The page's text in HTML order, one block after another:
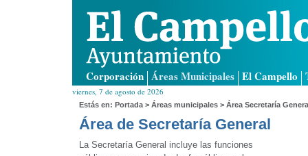
Corporación Áreas Municipales El Campello
viernes, 7 de agosto de 2026
Estás en: Portada > Áreas municipales > Área Secretaría
Área de Secretaría General
La Secretaría General incluye las funciones